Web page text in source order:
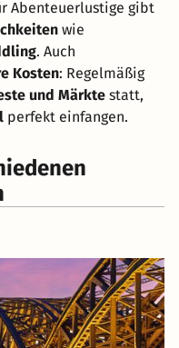
Abenteuerlustige gibt
wie
. Auch
Kosten: Regelmäßig
und Märkte statt,
perfekt einfangen.